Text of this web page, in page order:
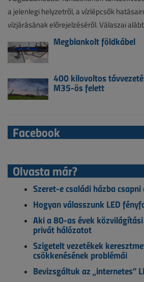
a jelenlegi helyzetről, a vízlépcsők
vízjárásának előrejelzéséről. Válaszai
Megblankolt földkábel
400 kilovoltos
M35-ös felett
Facebook
Olvasta már?
Szeret-e családi házba csapni
Hogyan válasszunk LED
Aki a 80-as évek
privát hálózatot
Szigetelt vezetékek
csökkenésének problémái
Bevizsgáltuk az „internetes”